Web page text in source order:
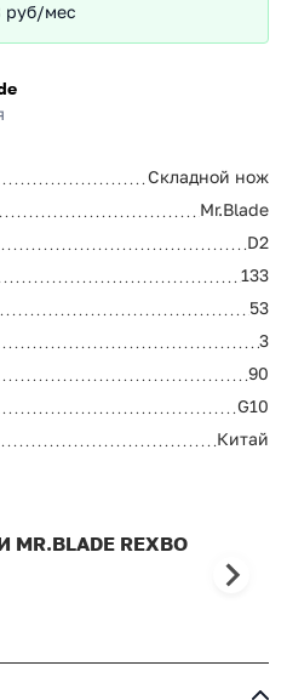
Складной нож
Mr.Blade
D2
133
53
3
90
G10
Китай
руб/мес
REXBO